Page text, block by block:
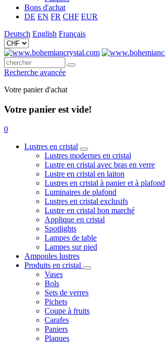
Bons d'achat
DE EN FR CHF EUR
Deutsch English Français
Recherche avancée
Votre panier d'achat
Votre panier est vide!
0
Lustres en cristal
Lustres modernes en cristal
Lustre en cristal avec bras en verre
Lustre en cristal en laiton
Lustres en cristal à panier et à plafond
Luminaires de plafond
Lustres en cristal exclusifs
Lustre en cristal bon marché
Applique en cristal
Spotlights
Lampes de table
Lampes sur pied
Ampoules lustres
Produits en cristal
Vases
Bols
Sets de verres
Pichets
Coupe à fruits
Carafes
Paniers
Plaques